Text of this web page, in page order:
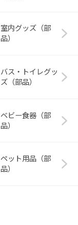
室内グッズ（部
品）
バス・トイレグッ
ズ（部品）
ベビー食器（部
品）
ペット用品（部
品）